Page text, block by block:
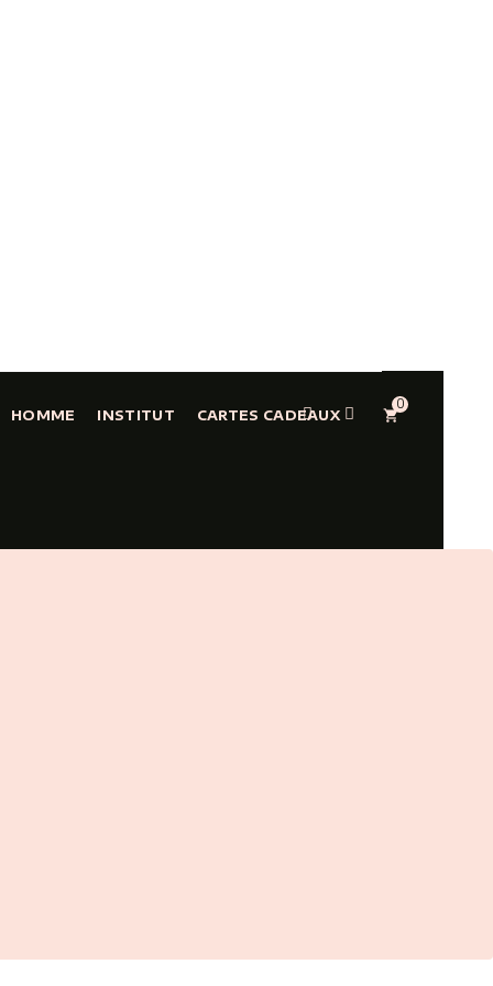
HOMME INSTITUT CARTES CADEAUX shopping_cart
0